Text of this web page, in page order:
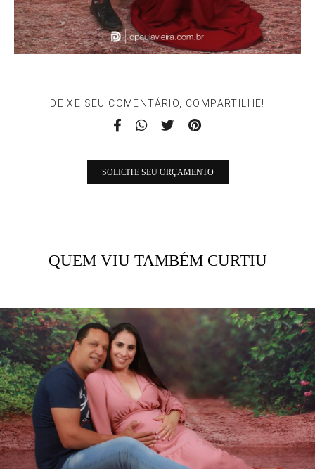
DEIXE SEU COMENTÁRIO, COMPARTILHE!
SOLICITE SEU ORÇAMENTO
QUEM VIU TAMBÉM CURTIU